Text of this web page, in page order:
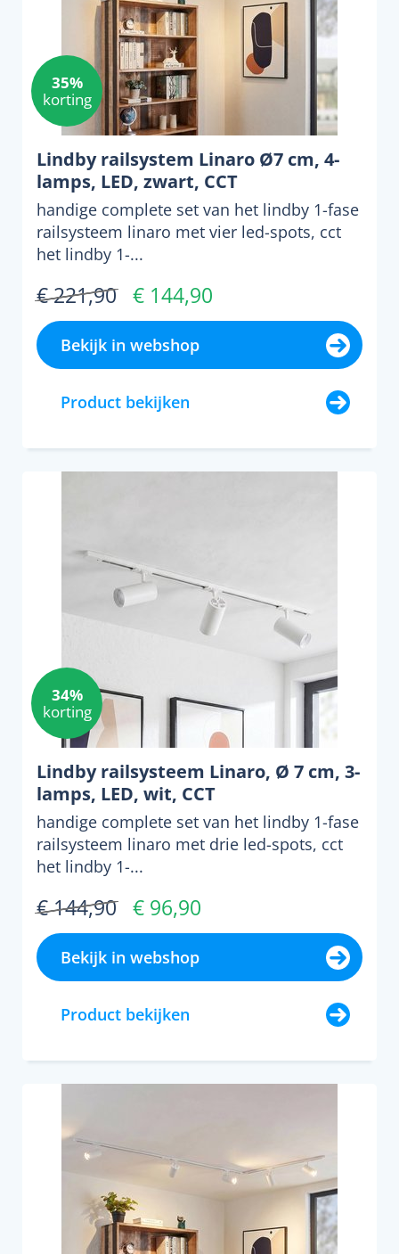
35%
korting
Lindby railsystem Linaro Ø7 cm, 4-
lamps, LED, zwart, CCT
handige complete set van het lindby 1-fase
railsysteem linaro met vier led-spots, cct
het lindby 1-...
€ 221,90 € 144,90
Bekijk in webshop
Product bekijken
34%
korting
Lindby railsysteem Linaro, Ø 7 cm, 3-
lamps, LED, wit, CCT
handige complete set van het lindby 1-fase
railsysteem linaro met drie led-spots, cct
het lindby 1-...
€ 144,90 € 96,90
Bekijk in webshop
Product bekijken